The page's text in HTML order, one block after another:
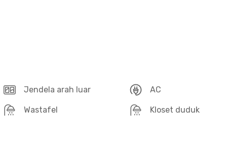
Jendela arah luar AC
Wastafel Kloset duduk